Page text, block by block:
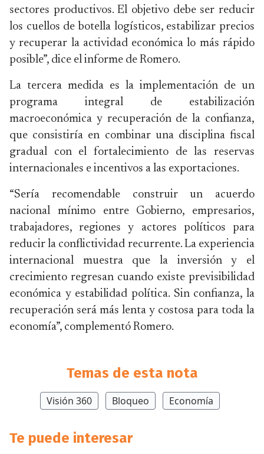
sectores productivos. El objetivo debe ser reducir
los cuellos de botella logísticos, estabilizar precios
y recuperar la actividad económica lo más rápido
posible”, dice el informe de Romero.
La tercera medida es la implementación de un
programa integral de estabilización
macroeconómica y recuperación de la confianza,
que consistiría en combinar una disciplina fiscal
gradual con el fortalecimiento de las reservas
internacionales e incentivos a las exportaciones.
“Sería recomendable construir un acuerdo
nacional mínimo entre Gobierno, empresarios,
trabajadores, regiones y actores políticos para
reducir la conflictividad recurrente. La experiencia
internacional muestra que la inversión y el
crecimiento regresan cuando existe previsibilidad
económica y estabilidad política. Sin confianza, la
recuperación será más lenta y costosa para toda la
economía”, complementó Romero.
Temas de esta nota
Visión 360 Bloqueo Economía
Te puede interesar